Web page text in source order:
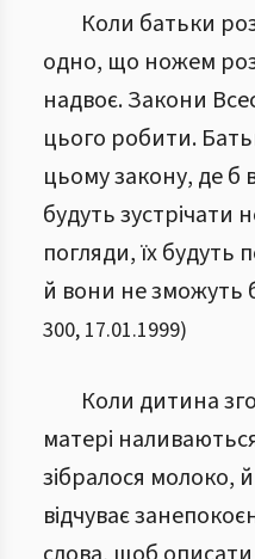
Коли батьки
одно, що ножем
надвоє. Закони
цього робити.
цьому закону, де б
будуть зустрічати
погляди, їх будуть
й вони не зможуть
300, 17.01.1999)
Коли дитина
матері
зібралося молоко,
відчуває